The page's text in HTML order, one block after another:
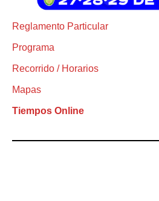
Reglamento Particular
Programa
Recorrido / Horarios
Mapas
Tiempos Online